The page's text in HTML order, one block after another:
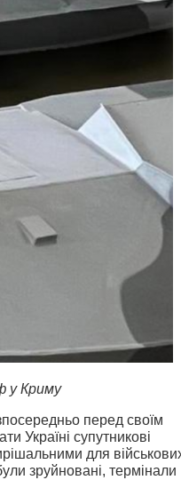
у Криму
перед своїм
Україні супутникові
для
зруйновані, термінали